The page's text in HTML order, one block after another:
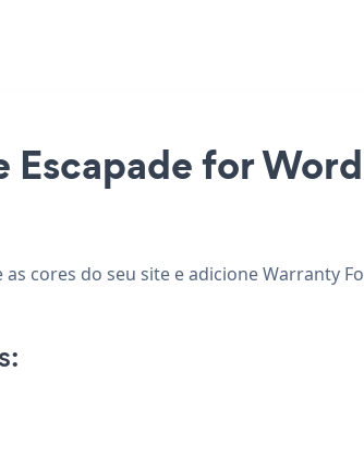
for
cores do seu site e adicione Warranty